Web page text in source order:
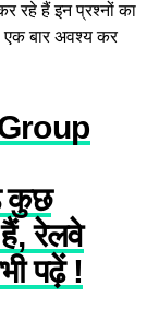
रहे हैं इन प्रश्नों का
एक बार अवश्य कर
कुछ
रेलवे
पढ़ें !